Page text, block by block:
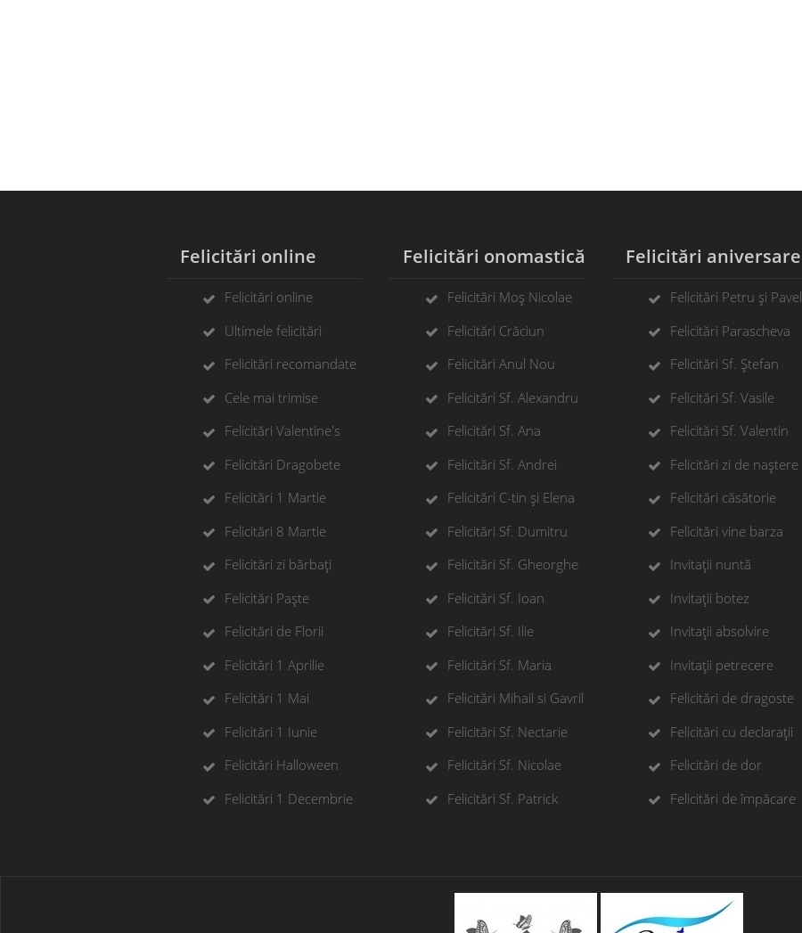
Felicitări online
Felicitări online
Ultimele felicitări
Felicitări recomandate
Cele mai trimise
Felicitări Valentine's
Felicitări Dragobete
Felicitări 1 Martie
Felicitări 8 Martie
Felicitări zi bărbați
Felicitări Paște
Felicitări de Florii
Felicitări 1 Aprilie
Felicitări 1 Mai
Felicitări 1 Iunie
Felicitări Halloween
Felicitări 1 Decembrie
Felicitări onomastică
Felicitări Moș Nicolae
Felicitări Crăciun
Felicitări Anul Nou
Felicitări Sf. Alexandru
Felicitări Sf. Ana
Felicitări Sf. Andrei
Felicitări C-tin și Elena
Felicitări Sf. Dumitru
Felicitări Sf. Gheorghe
Felicitări Sf. Ioan
Felicitări Sf. Ilie
Felicitări Sf. Maria
Felicitări Mihail si Gavril
Felicitări Sf. Nectarie
Felicitări Sf. Nicolae
Felicitări Sf. Patrick
Felicitări aniversare
Felicitări Petru și Pavel
Felicitări Parascheva
Felicitări Sf. Ștefan
Felicitări Sf. Vasile
Felicitări Sf. Valentin
Felicitări zi de naștere
Felicitări căsătorie
Felicitări vine barza
Invitații nuntă
Invitații botez
Invitații absolvire
Invitații petrecere
Felicitări de dragoste
Felicitări cu declarații
Felicitări de dor
Felicitări de împăcare